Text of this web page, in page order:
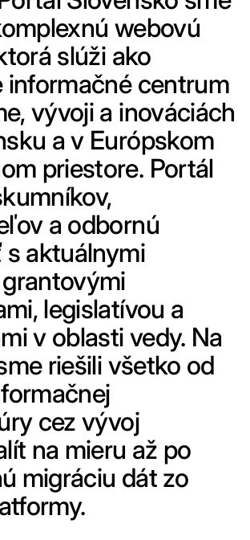
webovú
slúži ako
informačné centrum
vývoji a inováciách
a v Európskom
priestore. Portál
a odbornú
aktuálnymi
legislatívou a
v oblasti vedy. Na
riešili všetko od
cez vývoj
na mieru až po
migráciu dát zo